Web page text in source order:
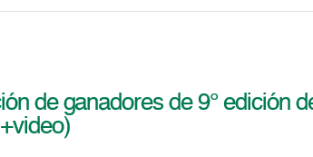
de ganadores de 9° edición